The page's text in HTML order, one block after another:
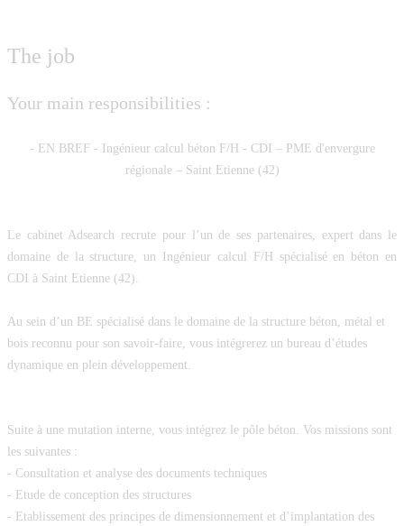
The job
Your main responsibilities :
- EN BREF - Ingénieur calcul béton F/H - CDI – PME d'envergure
régionale – Saint Etienne (42)
Le cabinet Adsearch recrute pour l’un de ses partenaires, expert dans le
domaine de la structure, un
Ingénieur calcul F/H
spécialisé en béton en
CDI à Saint Etienne (42).
Au sein d’un BE spécialisé dans le domaine de la structure béton, métal et
bois reconnu pour son savoir-faire, vous intégrerez un bureau d’études
dynamique en plein développement.
Suite à une mutation interne, vous intégrez le pôle béton. Vos missions sont
les suivantes :
- Consultation et analyse des documents techniques
- Etude de conception des structures
- Etablissement des principes de dimensionnement et d’implantation des